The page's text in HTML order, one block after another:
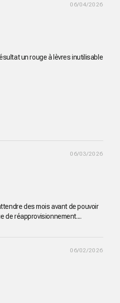
06/04/2026
un rouge à lèvres inutilisable
06/03/2026
des mois avant de pouvoir
de réapprovisionnement....
06/02/2026